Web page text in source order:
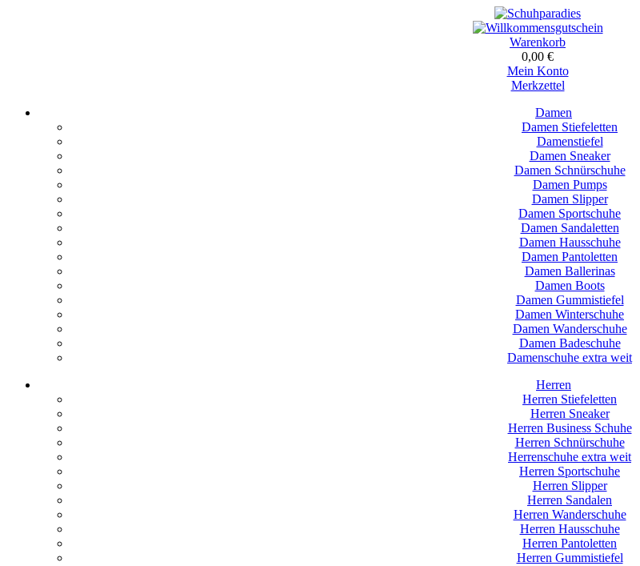
Warenkorb
0,00 €
Mein Konto
Merkzettel
Damen
Damen Stiefeletten
Damenstiefel
Damen Sneaker
Damen Schnürschuhe
Damen Pumps
Damen Slipper
Damen Sportschuhe
Damen Sandaletten
Damen Hausschuhe
Damen Pantoletten
Damen Ballerinas
Damen Boots
Damen Gummistiefel
Damen Winterschuhe
Damen Wanderschuhe
Damen Badeschuhe
Damenschuhe extra weit
Herren
Herren Stiefeletten
Herren Sneaker
Herren Business Schuhe
Herren Schnürschuhe
Herrenschuhe extra weit
Herren Sportschuhe
Herren Slipper
Herren Sandalen
Herren Wanderschuhe
Herren Hausschuhe
Herren Pantoletten
Herren Gummistiefel